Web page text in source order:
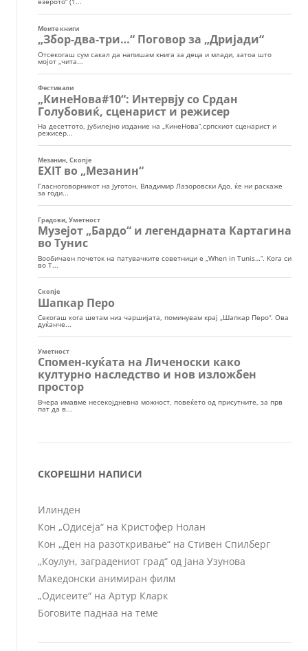
СКОРЕШНИ НАПИСИ
Илинден
Кон „Одисеја“ на Кристофер Нолан
Кон „Ден на разоткривање“ на Стивен Спилберг
„Коулун, заградениот град“ од Јана Узунова
Македонски анимиран филм
„Одисеите“ на Артур Кларк
Боговите паднаа на теме